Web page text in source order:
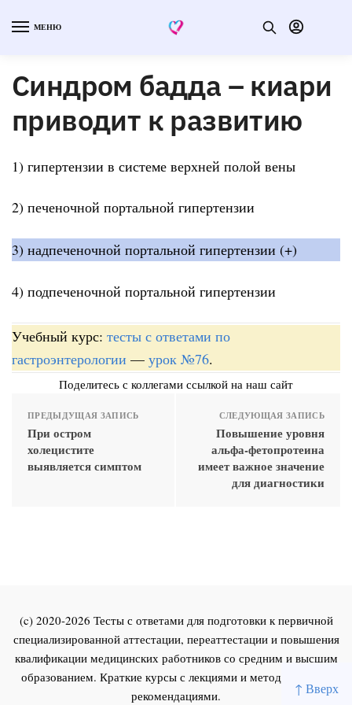
↑ Вверх
МЕНЮ
Синдром бадда – киари
приводит к развитию
1) гипертензии в системе верхней полой вены
2) печеночной портальной гипертензии
3) надпеченочной портальной гипертензии (+)
4) подпеченочной портальной гипертензии
Учебный курс: тесты с ответами по
гастроэнтерологии — урок №76.
Поделитесь с коллегами ссылкой на наш сайт
ПРЕДЫДУЩАЯ ЗАПИСЬ
При остром
холецистите
выявляется симптом
СЛЕДУЮЩАЯ ЗАПИСЬ
Повышение уровня
альфа-фетопротеина
имеет важное значение
для диагностики
(c) 2020-2026 Тесты с ответами для подготовки к первичной
специализированной аттестации, переаттестации и повышения
квалификации медицинских работников со средним и высшим
образованием. Краткие курсы с лекциями и методическими
рекомендациями.